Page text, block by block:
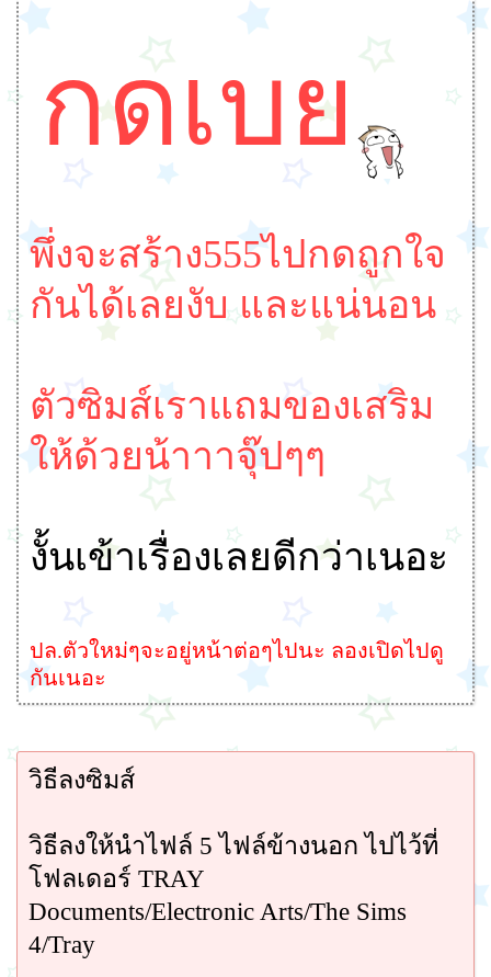
กดเบย
พึ่งจะสร้าง555ไปกดถูกใจ
กันได้เลยงับ และแน่นอน
ตัวซิมส์เราแถมของเสริม
ให้ด้วยน้าาาจุ๊ปๆๆ
งั้นเข้าเรื่องเลยดีกว่าเนอะ
ปล.ตัวใหม่ๆจะอยู่หน้าต่อๆไปนะ ลองเปิดไปดู
กันเนอะ
วิธีลงซิมส์
วิธีลงให้นำไฟล์ 5 ไฟล์ข้างนอก ไปไว้ที่
โฟลเดอร์ TRAY
Documents/Electronic Arts/The Sims
4/Tray